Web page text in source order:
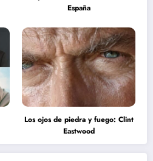
España
Los ojos de piedra y fuego: Clint
Eastwood